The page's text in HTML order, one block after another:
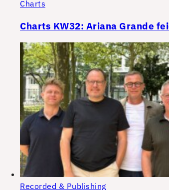
Charts
Charts KW32: Ariana Grande
Recorded & Publishing